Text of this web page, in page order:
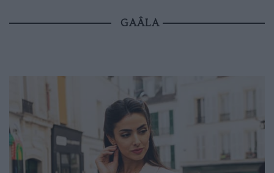
GAÂLA